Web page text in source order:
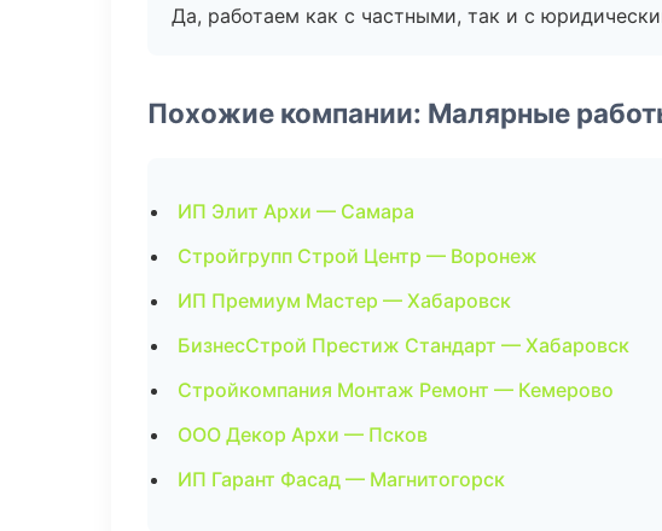
Да, работаем как с частными, так и с
Похожие компании: Малярные
ИП Элит Архи — Самара
Стройгрупп Строй Центр — Воронеж
ИП Премиум Мастер — Хабаровск
БизнесСтрой Престиж Стандарт — Хабаровск
Стройкомпания Монтаж Ремонт — Кемерово
ООО Декор Архи — Псков
ИП Гарант Фасад — Магнитогорск